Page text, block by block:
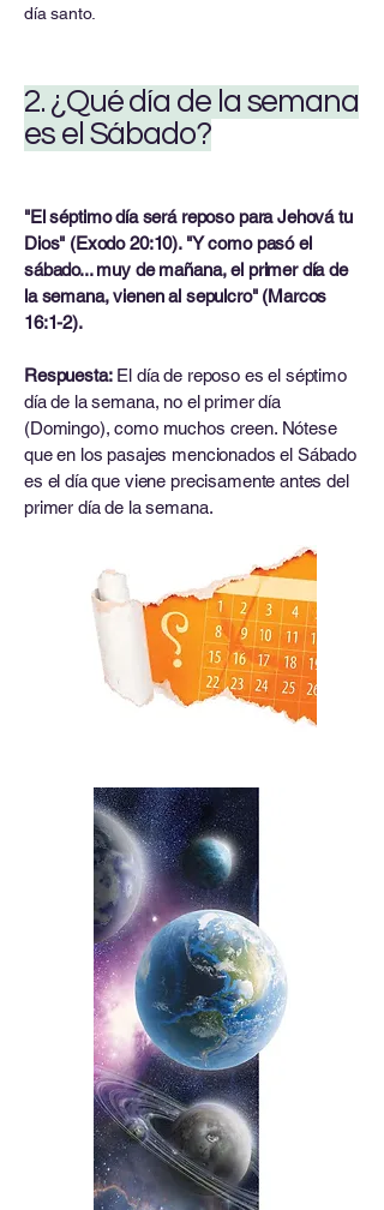
día santo.
2. ¿Qué día de la semana
es el Sábado?
"El séptimo día será reposo para Jehová tu
Dios" (Exodo 20:10). "Y como pasó el
sábado... muy de mañana, el primer día de
la semana, vienen al sepulcro" (Marcos
16:1-2).
Respuesta:El día de reposo es el séptimo
día de la semana, no el primer día
(Domingo), como muchos creen. Nótese
que en los pasajes mencionados el Sábado
es el día que viene precisamente antes del
primer día de la semana.